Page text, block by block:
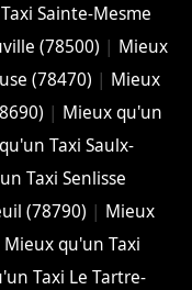
Sainte-Mesme
(78500) | Mieux
(78470) | Mieux
| Mieux qu'un
Taxi Saulx-
Taxi Senlisse
(78790) | Mieux
Mieux qu'un Taxi
Taxi Le Tartre-